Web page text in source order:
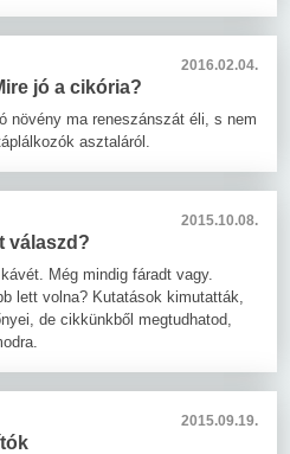
2016.02.04.
jó a cikória?
növény ma reneszánszát éli, s nem
asztaláról.
2015.10.08.
válaszd?
Még mindig fáradt vagy.
lett volna? Kutatások kimutatták,
de cikkünkből megtudhatod,
2015.09.19.